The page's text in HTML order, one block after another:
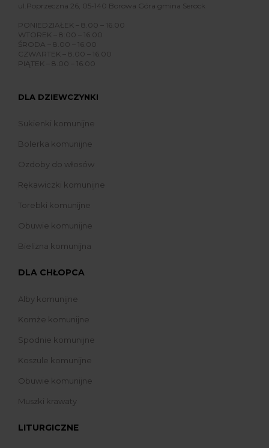
ul.Poprzeczna 26, 05-140 Borowa Góra gmina Serock
PONIEDZIAŁEK – 8.00 – 16.00
WTOREK – 8:00 – 16.00
ŚRODA – 8.00 – 16.00
CZWARTEK – 8.00 – 16.00
PIĄTEK – 8.00 – 16.00
DLA DZIEWCZYNKI
Sukienki komunijne
Bolerka komunijne
Ozdoby do włosów
Rękawiczki komunijne
Torebki komunijne
Obuwie komunijne
Bielizna komunijna
DLA CHŁOPCA
Alby komunijne
Komże komunijne
Spodnie komunijne
Koszule komunijne
Obuwie komunijne
Muszki krawaty
LITURGICZNE